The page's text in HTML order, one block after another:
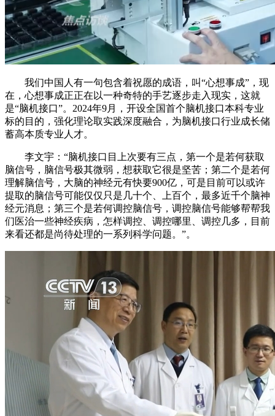
我们中国人有一句包含着祝愿的成语，叫“心想事成”，现
在，心想事成正正在以一种奇特的手艺逐步走入现实，这就
是“脑机接口”。2024年9月，开设全国首个脑机接口本科专业
标的目的，强化理论取实践深度融合，为脑机接口行业成长储
蓄高本质专业人才。
李文宇：“脑机接口目上次要有三点，第一个是若何获取
脑信号，脑信号极其微弱，想获取它很是坚苦；第二个是若何
理解脑信号，大脑的神经元有快要900亿，可是目前可以或许
提取的脑信号可能仅仅只是几十个、上百个，最多近千个脑神
经元消息；第三个是若何调控脑信号，调控脑信号能够帮帮我
们医治一些神经疾病，怎样调控、调控哪里、调控几多，目前
来看还都是尚待处理的一系列科学问题。”。